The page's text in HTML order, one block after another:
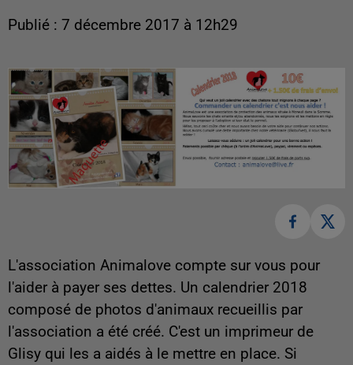
Publié : 7 décembre 2017 à 12h29
L'association Animalove compte sur vous pour
l'aider à payer ses dettes. Un calendrier 2018
composé de photos d'animaux recueillis par
l'association a été créé. C'est un imprimeur de
Glisy qui les a aidés à le mettre en place. Si